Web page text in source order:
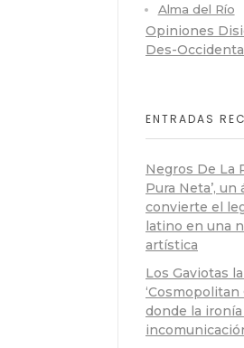
Alma del Río
Opiniones
Des-
ENTRADAS
Negros De La
Pura Neta’, un
convierte el
latino en una
artística
Los Gaviotas
‘Cosmopolitan
donde la